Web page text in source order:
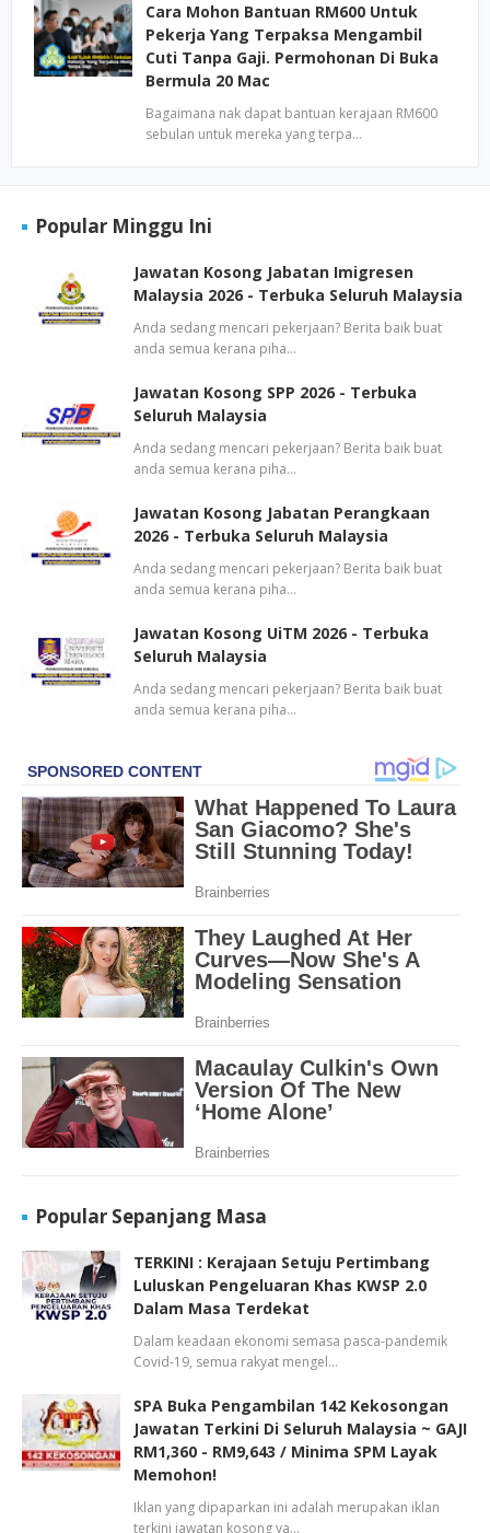
Cara Mohon Bantuan RM600 Untuk
Pekerja Yang Terpaksa Mengambil
Cuti Tanpa Gaji. Permohonan Di Buka
Bermula 20 Mac
Bagaimana nak dapat bantuan kerajaan RM600
sebulan untuk mereka yang terpa…
Popular Minggu Ini
Jawatan Kosong Jabatan Imigresen
Malaysia 2026 - Terbuka Seluruh Malaysia
Anda sedang mencari pekerjaan? Berita baik buat
anda semua kerana piha…
Jawatan Kosong SPP 2026 - Terbuka
Seluruh Malaysia
Anda sedang mencari pekerjaan? Berita baik buat
anda semua kerana piha…
Jawatan Kosong Jabatan Perangkaan
2026 - Terbuka Seluruh Malaysia
Anda sedang mencari pekerjaan? Berita baik buat
anda semua kerana piha…
Jawatan Kosong UiTM 2026 - Terbuka
Seluruh Malaysia
Anda sedang mencari pekerjaan? Berita baik buat
anda semua kerana piha…
Popular Sepanjang Masa
TERKINI : Kerajaan Setuju Pertimbang
Luluskan Pengeluaran Khas KWSP 2.0
Dalam Masa Terdekat
Dalam keadaan ekonomi semasa pasca-pandemik
Covid-19, semua rakyat mengel…
SPA Buka Pengambilan 142 Kekosongan
Jawatan Terkini Di Seluruh Malaysia ~ GAJI
RM1,360 - RM9,643 / Minima SPM Layak
Memohon!
Iklan yang dipaparkan ini adalah merupakan iklan
terkini jawatan kosong ya…